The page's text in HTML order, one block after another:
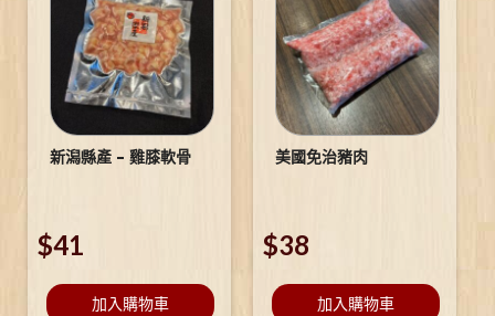
新潟縣產 – 雞膝軟骨
$41
加入購物車
美國免治豬肉
$38
加入購物車